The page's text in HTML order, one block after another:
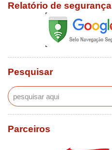
Relatório de segurança
Pesquisar
Parceiros